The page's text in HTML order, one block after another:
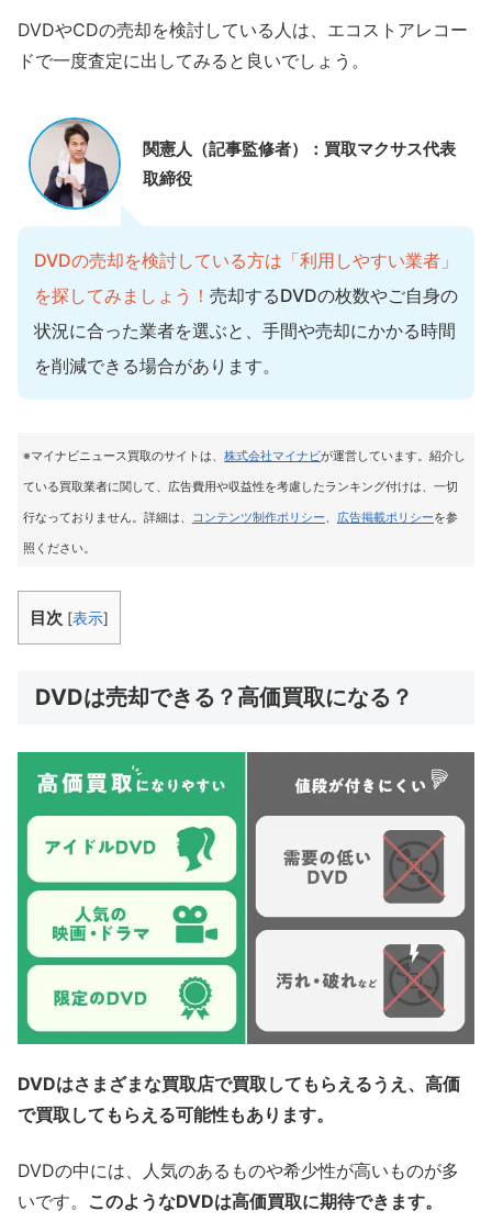
DVDやCDの売却を検討している人は、エコストアレコー
ドで一度査定に出してみると良いでしょう。
関憲人（記事監修者）：買取マクサス代表
取締役
DVDの売却を検討している方は「利用しやすい業者」
を探してみましょう！ 売却するDVDの枚数やご自身の
状況に合った業者を選ぶと、手間や売却にかかる時間
を削減できる場合があります。
※マイナビニュース買取のサイトは、 株式会社マイナビが運営しています。紹介し
ている買取業者に関して、広告費用や収益性を考慮したランキング付けは、一切
行なっておりません。詳細は、 コンテンツ制作ポリシー、 広告掲載ポリシーを参
照ください。
目次 [表示]
DVDは売却できる？高価買取になる？
DVDはさまざまな買取店で買取してもらえるうえ、高価
で買取してもらえる可能性もあります。
DVDの中には、人気のあるものや希少性が高いものが多
いです。 このようなDVDは高価買取に期待できます。